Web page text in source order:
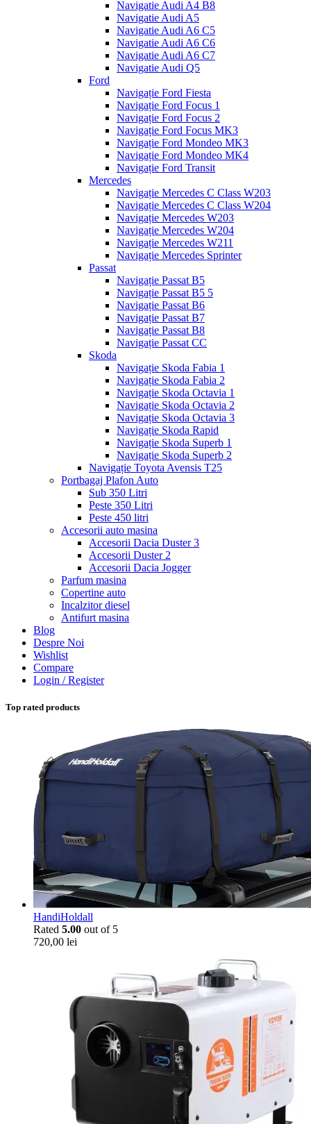
Navigatie Audi A4 B8
Navigatie Audi A5
Navigatie Audi A6 C5
Navigatie Audi A6 C6
Navigatie Audi A6 C7
Navigatie Audi Q5
Ford
Navigație Ford Fiesta
Navigație Ford Focus 1
Navigație Ford Focus 2
Navigație Ford Focus MK3
Navigație Ford Mondeo MK3
Navigație Ford Mondeo MK4
Navigație Ford Transit
Mercedes
Navigație Mercedes C Class W203
Navigație Mercedes C Class W204
Navigație Mercedes W203
Navigație Mercedes W204
Navigație Mercedes W211
Navigație Mercedes Sprinter
Passat
Navigație Passat B5
Navigație Passat B5 5
Navigație Passat B6
Navigație Passat B7
Navigație Passat B8
Navigație Passat CC
Skoda
Navigație Skoda Fabia 1
Navigație Skoda Fabia 2
Navigație Skoda Octavia 1
Navigație Skoda Octavia 2
Navigație Skoda Octavia 3
Navigație Skoda Rapid
Navigație Skoda Superb 1
Navigație Skoda Superb 2
Navigație Toyota Avensis T25
Portbagaj Plafon Auto
Sub 350 Litri
Peste 350 Litri
Peste 450 litri
Accesorii auto masina
Accesorii Dacia Duster 3
Accesorii Duster 2
Accesorii Dacia Jogger
Parfum masina
Copertine auto
Incalzitor diesel
Antifurt masina
Blog
Despre Noi
Wishlist
Compare
Login / Register
Top rated products
HandiHoldall
Rated 5.00 out of 5
720,00 lei